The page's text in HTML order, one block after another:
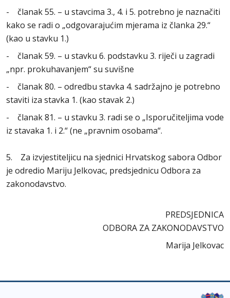
- članak 55. – u stavcima 3., 4. i 5. potrebno je naznačiti
kako se radi o „odgovarajućim mjerama iz članka 29.“
(kao u stavku 1.)
- članak 59. – u stavku 6. podstavku 3. riječi u zagradi
„npr. prokuhavanjem“ su suvišne
- članak 80. – odredbu stavka 4. sadržajno je potrebno
staviti iza stavka 1. (kao stavak 2.)
- članak 81. – u stavku 3. radi se o „Isporučiteljima vode
iz stavaka 1. i 2.“ (ne „pravnim osobama“.
5. Za izvjestiteljicu na sjednici Hrvatskog sabora Odbor
je odredio Mariju Jelkovac, predsjednicu Odbora za
zakonodavstvo.
PREDSJEDNICA
ODBORA ZA ZAKONODAVSTVO
Marija Jelkovac